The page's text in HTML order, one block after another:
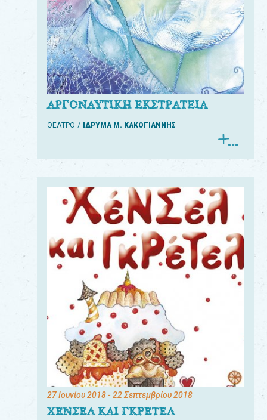
ΑΡΓΟΝΑΥΤΙΚΗ ΕΚΣΤΡΑΤΕΙΑ
ΘΕΑΤΡΟ ΙΔΡΥΜΑ Μ. ΚΑΚΟΓΙΑΝΝΗΣ
27 Ιουνίου 2018- 22 Σεπτεμβρίου 2018
ΧΕΝΣΕΛ ΚΑΙ ΓΚΡΕΤΕΛ